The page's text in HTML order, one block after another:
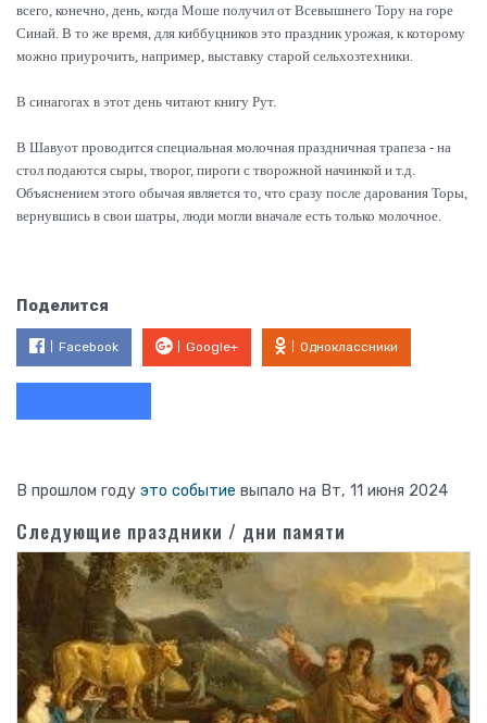
всего, конечно, день, когда Моше получил от Всевышнего Тору на горе
Синай. В то же время, для киббуцников это праздник урожая, к которому
можно приурочить, например, выставку старой сельхозтехники.
В синагогах в этот день читают книгу Рут.
В Шавуот проводится специальная молочная праздничная трапеза - на
стол подаются сыры, творог, пироги с творожной начинкой и т.д.
Объяснением этого обычая является то, что сразу после дарования Торы,
вернувшись в свои шатры, люди могли вначале есть только молочное.
Поделится
Facebook Google+ Одноклассники
В прошлом году это событие выпало на Вт, 11 июня 2024
Следующие праздники / дни памяти